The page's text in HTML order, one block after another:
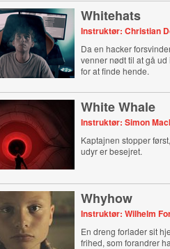
Whitehats
Instruktør: Christian
Da en hacker
venner nødt til at gå
for at finde hende.
White Whale
Instruktør: Simon
Kaptajnen stopper
udyr er besejret.
Whyhow
Instruktør: Wilhelm
En dreng forlader sit
frihed, som forandrer